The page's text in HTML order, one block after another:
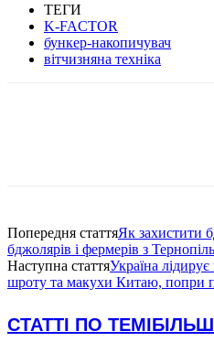
ТЕГИ
K-FACTOR
бункер-накопичувач
вітчизняна техніка
Попередня статтяЯк захистити
бджолярів і фермерів з
Наступна статтяУкраїна
шроту та макухи Китаю, попри
СТАТТІ ПО ТЕМІ